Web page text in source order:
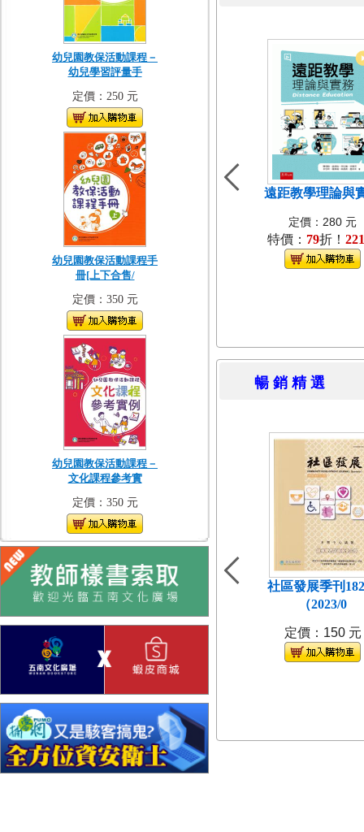
幼兒園教保活動課程－
幼兒學習評量手
定價：250 元
幼兒園教保活動課程手
冊[上下合售/
定價：350 元
幼兒園教保活動課程－
文化課程參考實
定價：350 元
遠距教學理論與
定價：280 元
特價： 79折！ 221
暢 銷 精
社區發展季刊
（2023/0
定價：150 元